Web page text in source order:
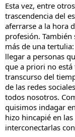
Esta vez, entre
trascendencia del
aferrarse a la hora
profesión. También
más de una
llegar a personas
que a priori no
transcurso del
de las redes
todos nosotros.
quisimos indagar
hizo hincapié en
interconectarlas